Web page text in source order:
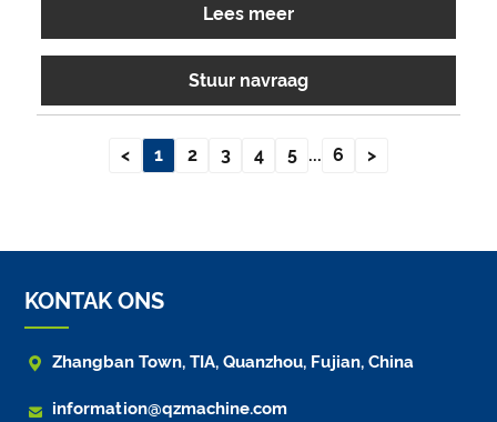
Lees meer
Stuur navraag
< 1 2 3 4 5 ... 6 >
KONTAK ONS
 Zhangban Town, TIA, Quanzhou, Fujian, China
 information@qzmachine.com